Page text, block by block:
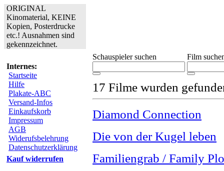
ORIGINAL
Kinomaterial, KEINE
Kopien, Posterdrucke
etc.! Ausnahmen sind
gekennzeichnet.
Internes:
Startseite
Hilfe
Plakate-ABC
Versand-Infos
Einkaufskorb
Impressum
AGB
Widerufsbelehrung
Datenschutzerklärung
Kauf widerrufen
Schauspieler suchen Film
17 Filme wurden
Diamond Connection
Die von der Kugel leben
Familiengrab / Family